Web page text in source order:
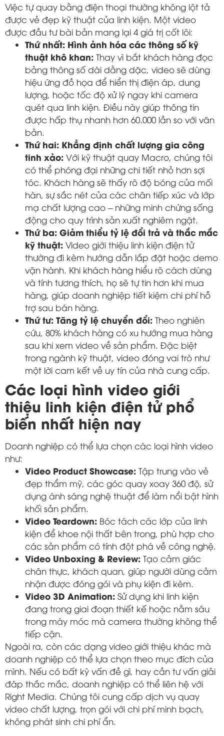
Việc tự quay bằng điện thoại thường không lột tả
được vẻ đẹp kỹ thuật của linh kiện. Một video
được đầu tư bài bản mang lại 4 giá trị cốt lõi:
Thứ nhất: Hình ảnh hóa các thông số kỹ
thuật khô khan: Thay vì bắt khách hàng đọc
bảng thông số dài dằng dặc, video sẽ dùng
hiệu ứng đồ họa để hiển thị điện áp, dung
lượng, hoặc tốc độ xử lý ngay khi camera
quét qua linh kiện. Điều này giúp thông tin
được hấp thụ nhanh hơn 60.000 lần so với văn
bản.
Thứ hai: Khẳng định chất lượng gia công
tinh xảo: Với kỹ thuật quay Macro, chúng tôi
có thể phóng đại những chi tiết nhỏ hơn sợi
tóc. Khách hàng sẽ thấy rõ độ bóng của mối
hàn, sự sắc nét của các chân tiếp xúc và lớp
mạ chất lượng cao – những minh chứng sống
động cho quy trình sản xuất nghiêm ngặt.
Thứ ba: Giảm thiểu tỷ lệ đổi trả và thắc mắc
kỹ thuật: Video giới thiệu linh kiện điện tử
thường đi kèm hướng dẫn lắp đặt hoặc demo
vận hành. Khi khách hàng hiểu rõ cách dùng
và tính tương thích, họ sẽ tự tin hơn khi mua
hàng, giúp doanh nghiệp tiết kiệm chi phí hỗ
trợ sau bán hàng.
Thứ tư: Tăng tỷ lệ chuyển đổi: Theo nghiên
cứu, 80% khách hàng có xu hướng mua hàng
sau khi xem video về sản phẩm. Đặc biệt
trong ngành kỹ thuật, video đóng vai trò như
một lời cam kết về uy tín của nhà cung cấp.
Các loại hình video giới
thiệu linh kiện điện tử phổ
biến nhất hiện nay
Doanh nghiệp có thể lựa chọn các loại hình video
như:
Video Product Showcase: Tập trung vào vẻ
đẹp thẩm mỹ, các góc quay xoay 360 độ, sử
dụng ánh sáng nghệ thuật để làm nổi bật hình
khối sản phẩm.
Video Teardown: Bóc tách các lớp của linh
kiện để khoe nội thất bên trong, phù hợp cho
các sản phẩm có tính đột phá về công nghệ.
Video Unboxing & Review: Tạo cảm giác
chân thực, khách quan, giúp người dùng cảm
nhận được đóng gói và phụ kiện đi kèm.
Video 3D Animation: Sử dụng khi linh kiện
đang trong giai đoạn thiết kế hoặc nằm sâu
trong máy móc mà camera thường không thể
tiếp cận.
Ngoài ra, còn các dạng video giới thiệu khác mà
doanh nghiệp có thể lựa chọn theo mục đích của
mình. Nếu có bất kỳ vấn đề gì, hay cần tư vấn giải
đáp thắc mắc, doanh nghiệp có thể liên hệ với
Right Media. Chúng tôi cung cấp dịch vụ quay
video chất lượng, trọn gói với chi phí minh bạch,
không phát sinh chi phí ẩn.